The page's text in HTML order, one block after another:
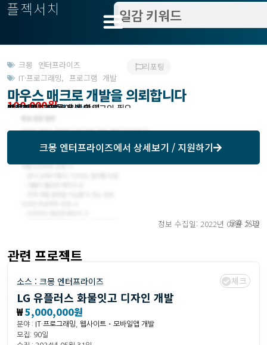
플젝서치
크몽 엔터프라이즈
IT·프로그래밍,프로그램 개발
리포팅
마우스 매크로 개발을 의뢰합니다
100,000원
작업방식 : 외주
모집기한 : 크몽에서 확인
예상기간 : 26일
프로젝트조회 : 크몽에서 로그인 필요
받은제안 : 크몽에서 확인
크몽 엔터프라이즈에서 상세보기 / 지원하기
정보 수집일: 2022년 02월 25일
오후 5:19
관련 프로젝트
소스 : 크몽 엔터프라이즈 체크
LG 유플러스 화물잇고 디자인 개발
₩5,000,000원
분야 : IT·프로그래밍
웹사이트・모바일앱 개발
모집: 90일